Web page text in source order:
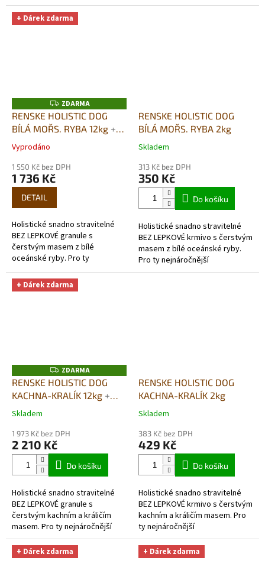
obilovin- skutečně
hypoalergenní. Velmi lehce
stravitelné vhodné...
obilovin- skutečně
+ Dárek zdarma
Z
D
A
R
ZDARMA
RENSKE HOLISTIC DOG
BÍLÁ MOŘS. RYBA 12kg +
DUŠENÉ MASO V PÁŘE
Průměrné
produktu
je
hvězdiček.
Vyprodáno
1 550 Kč bez DPH
1 736 Kč
DETAIL
Holistické snadno stravitelné
BEZ LEPKOVÉ granule s
čerstvým masem z bílé
oceánské ryby. Pro ty
nejnáročnější
chovatelé. VYSOCE KVALITNÍ
SNADNO STRAVITELNÉ KRMIVO
RENSKE HOLISTIC DOG
BÍLÁ MOŘS. RYBA 2kg
Průměrné
produktu
je
hvězdiček.
Skladem
313 Kč bez DPH
350 Kč
Do košíku
Holistické snadno stravitelné
BEZ LEPKOVÉ krmivo s čerstvým
masem z bílé oceánské ryby.
Pro ty nejnáročnější
chovatelé. VYSOCE KVALITNÍ
+ Dárek zdarma
Z
D
A
R
ZDARMA
RENSKE HOLISTIC DOG
KACHNA-KRALÍK 12kg +
DUŠENÉ MASO V PÁŘE
Průměrné
produktu
je
hvězdiček.
Skladem
1 973 Kč bez DPH
2 210 Kč
Do košíku
Holistické snadno stravitelné
BEZ LEPKOVÉ granule s
čerstvým kachním a králičím
masem. Pro ty nejnáročnější
chovatelé. VYSOCE KVALITNÍ
SNADNO STRAVITELNÉ KRMIVO
PRO DOSPĚLÉ PSY...
RENSKE HOLISTIC DOG
KACHNA-KRALÍK 2kg
Průměrné
produktu
je
hvězdiček.
Skladem
383 Kč bez DPH
429 Kč
Do košíku
Holistické snadno stravitelné
BEZ LEPKOVÉ krmivo s čerstvým
kachním a králičím masem. Pro
ty nejnáročnější
chovatelé. VYSOCE KVALITNÍ
SNADNO STRAVITELNÉ KRMIVO
PRO DOSPĚLÉ PSY...
+ Dárek zdarma + Dárek zdarma